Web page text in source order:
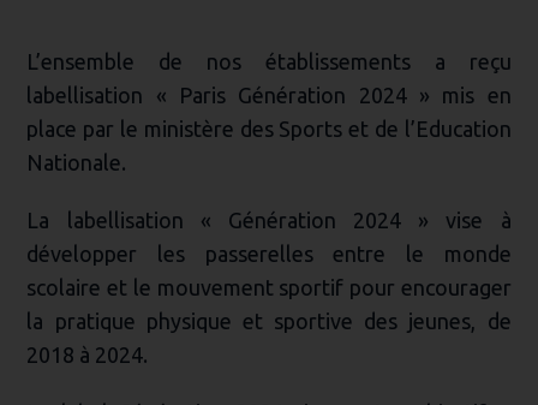
L’ensemble de nos établissements a reçu
labellisation « Paris Génération 2024 » mis en
place par le ministère des Sports et de l’Education
Nationale.
La labellisation « Génération 2024 » vise à
développer les passerelles entre le monde
scolaire et le mouvement sportif pour encourager
la pratique physique et sportive des jeunes, de
2018 à 2024.